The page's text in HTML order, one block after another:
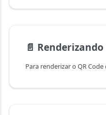
📄️ Renderizando o QR Code de